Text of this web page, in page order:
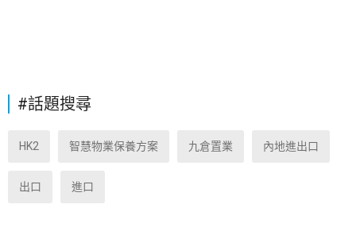
#話題搜尋
HK2 智慧物業保養方案 九倉置業 內地進出口
出口 進口